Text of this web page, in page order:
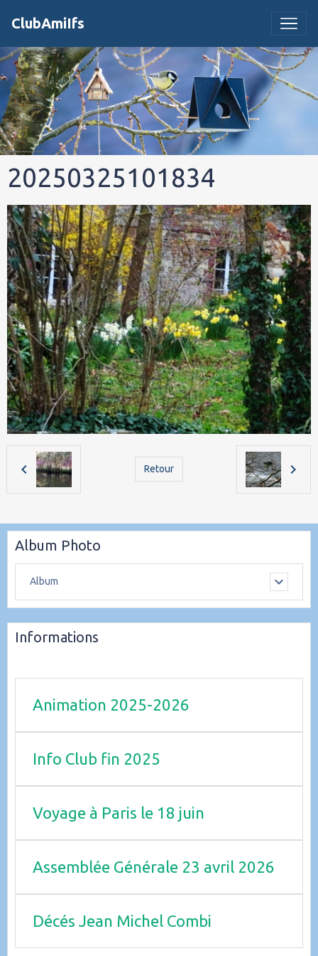
ClubAmiIfs
20250325101834
Retour
Album Photo
Album
Informations
Animation 2025-2026
Info Club fin 2025
Voyage à Paris le 18 juin
Assemblée Générale 23 avril 2026
Décés Jean Michel Combi